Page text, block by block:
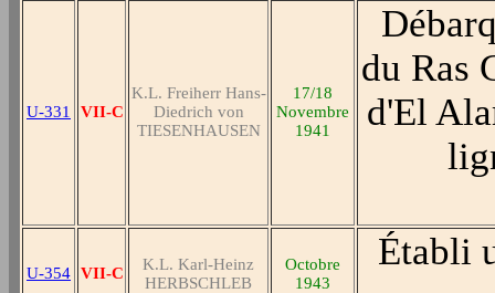
U-331 VII-C
K.L. Freiherr Hans-
Diedrich von
TIESENHAUSEN
17/18
Novembre
1941
du Ras
d'El
U-354 VII-C
K.L. Karl-Heinz
HERBSCHLEB
Octobre
1943
Établi